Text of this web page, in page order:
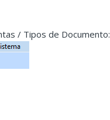
/ Tipos de Documento: